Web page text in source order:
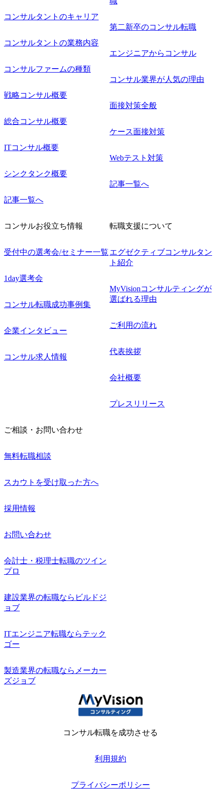
コンサルタントのキャリア
コンサルタントの業務内容
コンサルファームの種類
戦略コンサル概要
総合コンサル概要
ITコンサル概要
シンクタンク概要
記事一覧へ
第二新卒のコンサル転職
エンジニアからコンサル
コンサル業界が人気の理由
面接対策全般
ケース面接対策
Webテスト対策
記事一覧へ
コンサルお役立ち情報
受付中の選考会/セミナー一覧
1day選考会
コンサル転職成功事例集
企業インタビュー
コンサル求人情報
転職支援について
エグゼクティブコンサルタン
ト紹介
MyVisionコンサルティングが
選ばれる理由
ご利用の流れ
代表挨拶
会社概要
プレスリリース
ご相談・お問い合わせ
無料転職相談
スカウトを受け取った方へ
採用情報
お問い合わせ
会計士・税理士転職のツイン
プロ
建設業界の転職ならビルドジ
ョブ
ITエンジニア転職ならテック
ゴー
製造業界の転職ならメーカー
ズジョブ
コンサル転職を成功させる
利用規約
プライバシーポリシー